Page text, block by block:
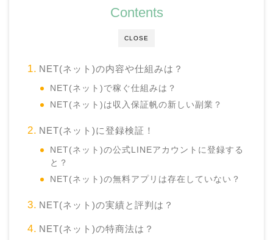
CLOSE
Contents
NET(ネット)の内容や仕組みは？
NET(ネット)で稼ぐ仕組みは？
NET(ネット)は収入保証帆の新しい副業？
NET(ネット)に登録検証！
NET(ネット)の公式LINEアカウントに登録する
と？
NET(ネット)の無料アプリは存在していない？
NET(ネット)の実績と評判は？
NET(ネット)の特商法は？